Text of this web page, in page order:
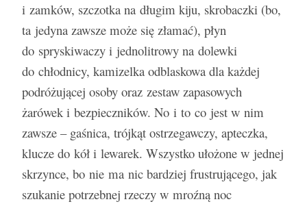
i zamków, szczotka na długim kiju, skrobaczki (bo,
ta jedyna zawsze może się złamać), płyn
do spryskiwaczy i jednolitrowy na dolewki
do chłodnicy, kamizelka odblaskowa dla każdej
podróżującej osoby oraz zestaw zapasowych
żarówek i bezpieczników. No i to co jest w nim
zawsze – gaśnica, trójkąt ostrzegawczy, apteczka,
klucze do kół i lewarek. Wszystko ułożone w jednej
skrzynce, bo nie ma nic bardziej frustrującego, jak
szukanie potrzebnej rzeczy w mroźną noc